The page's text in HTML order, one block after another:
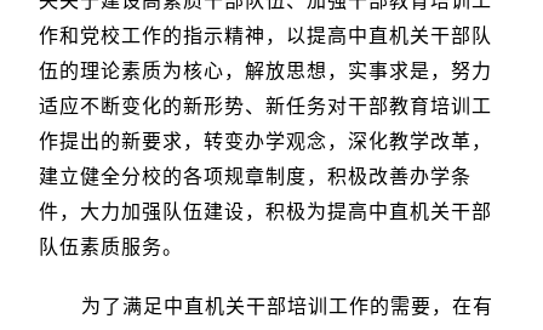
作和党校工作的指示精神，以提高中直机关干部队
伍的理论素质为核心，解放思想，实事求是，努力
适应不断变化的新形势、新任务对干部教育培训工
作提出的新要求，转变办学观念，深化教学改革，
建立健全分校的各项规章制度，积极改善办学条
件，大力加强队伍建设，积极为提高中直机关干部
队伍素质服务。
为了满足中直机关干部培训工作的需要，在有